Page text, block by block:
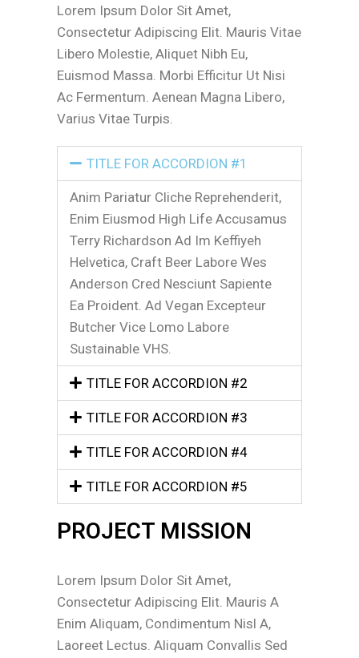
Lorem Ipsum Dolor Sit Amet,
Consectetur Adipiscing Elit. Mauris Vitae
Libero Molestie, Aliquet Nibh Eu,
Euismod Massa. Morbi Efficitur Ut Nisi
Ac Fermentum. Aenean Magna Libero,
Varius Vitae Turpis.
TITLE FOR ACCORDION #1
Anim Pariatur Cliche Reprehenderit,
Enim Eiusmod High Life Accusamus
Terry Richardson Ad Im Keffiyeh
Helvetica, Craft Beer Labore Wes
Anderson Cred Nesciunt Sapiente
Ea Proident. Ad Vegan Excepteur
Butcher Vice Lomo Labore
Sustainable VHS.
TITLE FOR ACCORDION #2
TITLE FOR ACCORDION #3
TITLE FOR ACCORDION #4
TITLE FOR ACCORDION #5
PROJECT MISSION
Lorem Ipsum Dolor Sit Amet,
Consectetur Adipiscing Elit. Mauris A
Enim Aliquam, Condimentum Nisl A,
Laoreet Lectus. Aliquam Convallis Sed